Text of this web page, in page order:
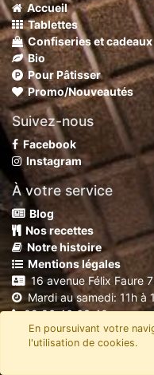
En poursuivant votre
l'utilisation de cookies.
Accueil
Tablettes
Confiseries et cadeaux
Bio
Pour Pâtisser
Promo/Nouveautés
Suivez-nous
Facebook
Instagram
À votre service
Blog
Nos recettes
Notre histoire
Mentions légales
16 avenue Félix Faure
Mardi au samedi: 11h à
09 86 46 63 40
Copyright C'Mada